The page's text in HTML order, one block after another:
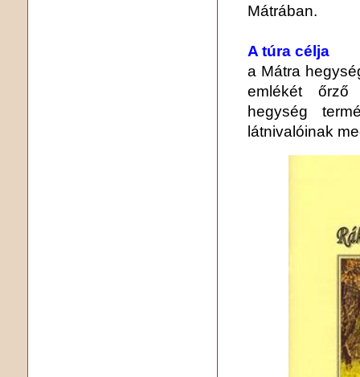
Mátrában.
A túra célja
a Mátra
emlékét
hegység
látnivalóinak